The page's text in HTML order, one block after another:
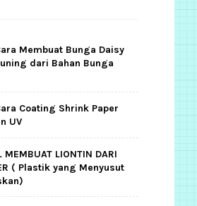
Membuat Bunga Daisy
dari Bahan Bunga
Coating Shrink Paper
UV
MEMBUAT LIONTIN DARI
( Plastik yang Menyusut